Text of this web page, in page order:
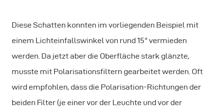
Diese Schatten konnten im vorliegenden Beispiel mit
einem Lichteinfallswinkel von rund 15° vermieden
werden. Da jetzt aber die Oberfläche stark glänzte,
musste mit Polarisationsfiltern gearbeitet werden. Oft
wird empfohlen, dass die Polarisation-Richtungen der
beiden Filter (je einer vor der Leuchte und vor der